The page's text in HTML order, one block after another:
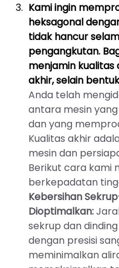
Kami ingin
heksagonal
tidak hancur
pengangkutan.
menjamin
akhir, selain
Anda telah
antara mesin
dan yang
Kualitas akhir
mesin dan
Berikut cara kami
berkepadatan
Kebersihan
Dioptimalkan:
sekrup dan
dengan presisi
meminimalkan